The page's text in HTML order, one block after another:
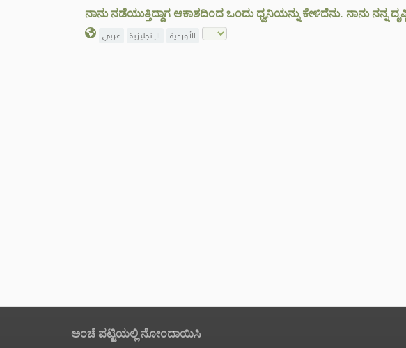
ನಾನು ನಡೆಯುತ್ತಿದ್ದಾಗ ಆಕಾಶದಿಂದ ಒಂದು ಧ್ವನಿಯನ್ನು ಕೇಳಿದೆನು. ನಾನು
عربي الإنجليزية الأوردية
ಅಂಚೆ ಪಟ್ಟಿಯಲ್ಲಿ ನೋಂದಾಯಿಸಿ